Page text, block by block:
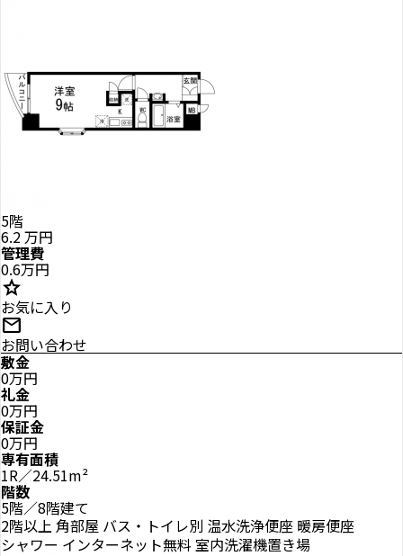
5階
6.2万円
管理費
0.6万円
star
お気に入り
mail
お問い合わせ
敷金
0万円
礼金
0万円
保証金
0万円
専有面積
1R／24.51m²
階数
5階／8階建て
2階以上 角部屋 バス・トイレ別 温水洗浄便座 暖房便座
シャワー インターネット無料 室内洗濯機置き場